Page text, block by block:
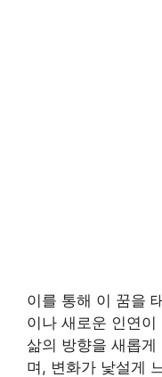
이를 통해 이 꿈을
이나 새로운 인연
삶의 방향을 새롭
며, 변화가 낯설게